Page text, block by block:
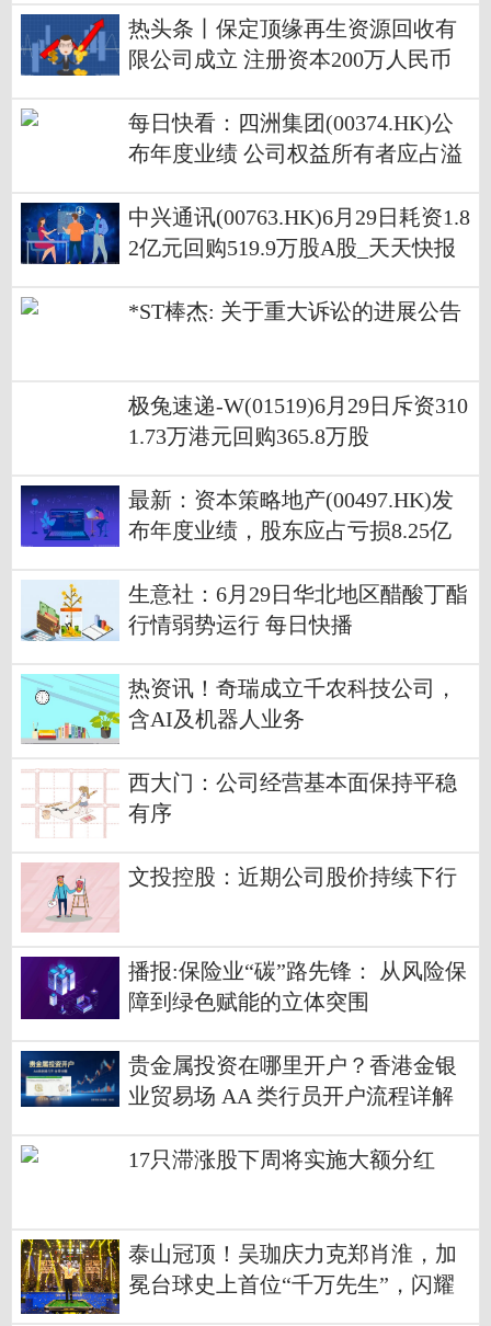
热头条丨保定顶缘再生资源回收有
限公司成立 注册资本200万人民币
每日快看：四洲集团(00374.HK)公
布年度业绩 公司权益所有者应占溢
中兴通讯(00763.HK)6月29日耗资1.8
2亿元回购519.9万股A股_天天快报
*ST棒杰: 关于重大诉讼的进展公告
极兔速递-W(01519)6月29日斥资310
1.73万港元回购365.8万股
最新：资本策略地产(00497.HK)发
布年度业绩，股东应占亏损8.25亿
生意社：6月29日华北地区醋酸丁酯
行情弱势运行 每日快播
热资讯！奇瑞成立千农科技公司，
含AI及机器人业务
西大门：公司经营基本面保持平稳
有序
文投控股：近期公司股价持续下行
播报:保险业“碳”路先锋： 从风险保
障到绿色赋能的立体突围
贵金属投资在哪里开户？香港金银
业贸易场 AA 类行员开户流程详解
17只滞涨股下周将实施大额分红
泰山冠顶！吴珈庆力克郑肖淮，加
冕台球史上首位“千万先生”，闪耀